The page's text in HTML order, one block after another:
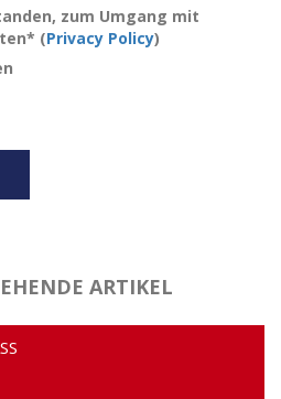
zum Umgang mit
(Privacy Policy)
ARTIKEL